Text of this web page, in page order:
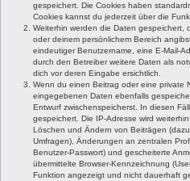
gespeichert. Die Cookies haben
Cookies kannst du jederzeit über die
Weiterhin werden die Daten gespeichert,
oder deinem persönlichem Bereich
eindeutiger Benutzername, eine E-Mail-
durch den Betreiber weitere Daten als
dich vor deren Eingabe ersichtlich.
Wenn du einen Beitrag oder eine private
eingegebenen Daten ebenfalls
Entwurf zwischenspeicherst. In diesen
gespeichert. Die IP-Adresse wird
Löschen und Ändern von Beiträgen
Umfragen), Änderungen an zentralen
Benutzer-Passwort) und gescheiterte
übermittelte Browser-Kennzeichnung
Funktion angezeigt und nicht dauerhaft